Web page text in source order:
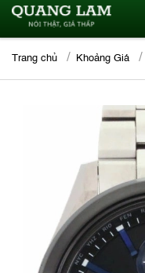
Trang chủ Khoảng Giá